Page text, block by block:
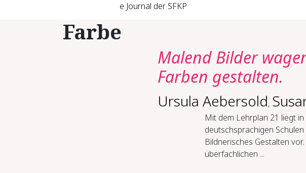
e Journal der SFKP
Farbe
Malend Bilder
Farben gestalten.
Ursula Aebersold,
Mit dem Lehrplan 21 liegt
deutschsprachigen
Bildnerisches Gestalten
überfachlichen ...